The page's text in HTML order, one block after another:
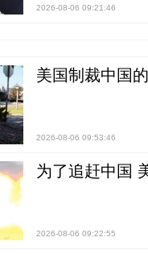
2026-08-06 09:21:46
美国制裁中国
2026-08-06 09:53:46
为了追赶中国
2026-08-06 09:22:55